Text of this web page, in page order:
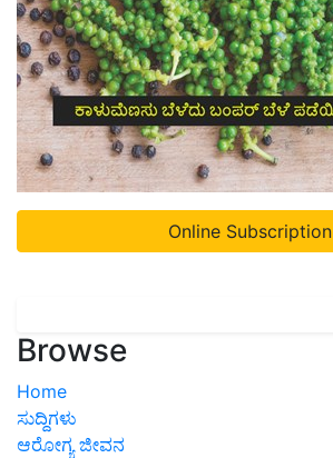
Online Subscription
Browse
Home
ಸುದ್ದಿಗಳು
ಆರೋಗ್ಯ ಜೀವನ